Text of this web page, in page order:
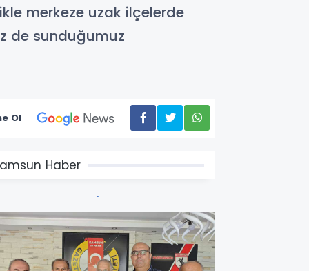
merkeze uzak ilçelerde
de sunduğumuz
Ol
Haber